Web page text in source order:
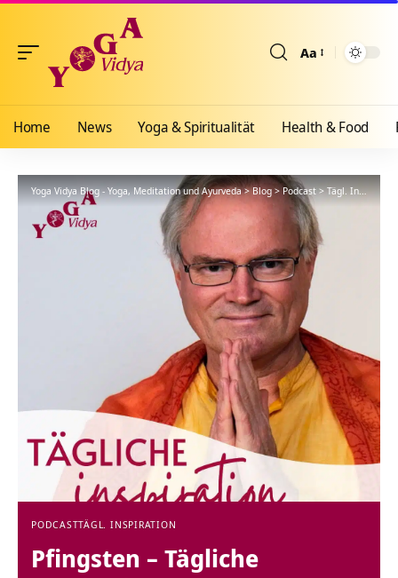
Aa
Home News Yoga & Spiritualität Health & Food
Yoga Vidya Blog - Yoga, Meditation und Ayurveda>Blog>Podcast>Tägl. Inspiration
PODCASTTÄGL. INSPIRATION
Pfingsten – Tägliche